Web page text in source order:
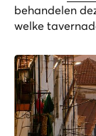
behandelen
welke